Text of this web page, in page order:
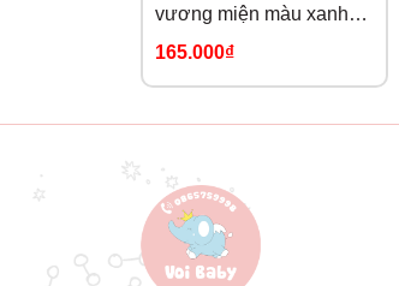
vương miện màu xanh
da trời đính pom pom
165.000₫